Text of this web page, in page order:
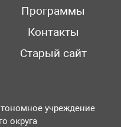
Программы
Контакты
Старый сайт
учреждение
округа